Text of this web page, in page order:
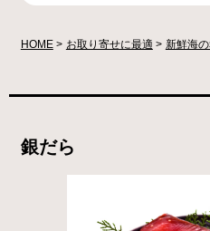
HOME お取り寄せに最適 新鮮海
銀だら